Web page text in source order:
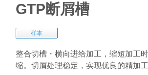
GTP断屑槽
样本
整合切槽・横向进给加工，缩短加工
缩。切屑处理稳定，实现优良的精加工